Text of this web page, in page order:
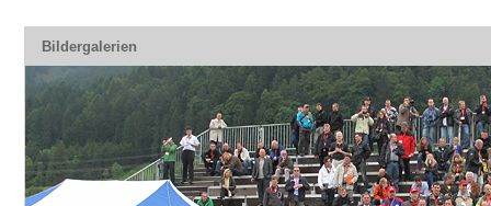
Bildergalerien